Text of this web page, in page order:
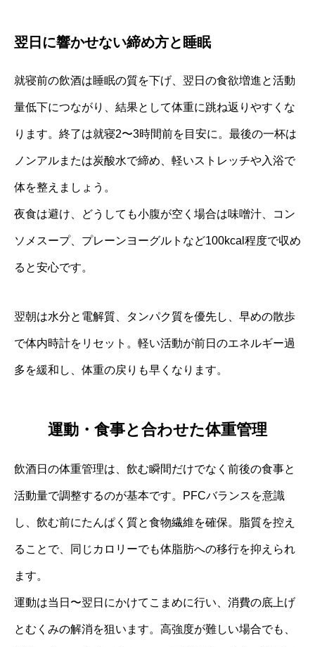
翌日に響かせない締め方と睡眠
就寝前の飲酒は睡眠の質を下げ、翌日の食欲増進と活動
量低下につながり、結果として体重に跳ね返りやすくな
ります。終了は就寝2〜3時間前を目安に。最後の一杯は
ノンアルまたは炭酸水で締め、軽いストレッチや入浴で
体を整えましょう。
夜食は避け、どうしても小腹が空く場合は味噌汁、コン
ソメスープ、プレーンヨーグルトなど100kcal程度で収め
ると安心です。
翌朝は水分と電解質、タンパク質を優先し、早めの散歩
で体内時計をリセット。軽い活動が前日のエネルギー過
多を緩和し、体重の戻りも早くなります。
運動・食事と合わせた体重管理
飲酒日の体重管理は、飲む瞬間だけでなく前後の食事と
活動量で調整するのが基本です。PFCバランスを意識
し、飲む前にたんぱく質と食物繊維を確保。脂質を控え
ることで、同じカロリーでも体脂肪への移行を抑えられ
ます。
運動は当日〜翌日にかけてこまめに行い、消費の底上げ
とむくみの解消を狙います。高強度が難しい場合でも、